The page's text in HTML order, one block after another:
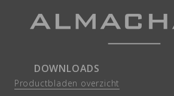
DOWNLOADS
Productbladen overzicht